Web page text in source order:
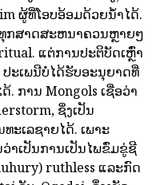
ຜູ້ທີ່ໂອບອ້ອມດ້ວຍນ້ໍາໄດ້.
ກສາດສະຫນາຄວນຫຼາຍໆ
ແຕ່ການປະຕິບັດເຫຼົ່າ
ະເພນີບໍ່ໄດ້ຮັບອະນຸຍາດທີ່
ການ Mongols ເຊື່ອວ່າ
ຊຶ່ງເປັນ
ະເລຊາຍໄດ້. ເພາະ
າເປັນການເປັນໄພຂົ່ມຂູ່ຊີ
ruthless ແລະກົດ